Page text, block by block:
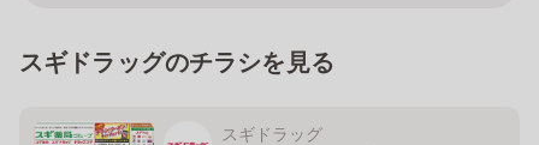
スギドラッグのチラシを見る
スギドラッグ